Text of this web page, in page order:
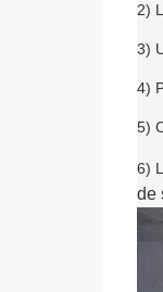
2)
3)
4)
5)
6)
de